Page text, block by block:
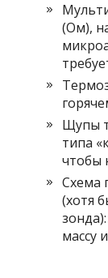
(Ом),
Щупы
типа
чтобы
Схема
(хотя
массу